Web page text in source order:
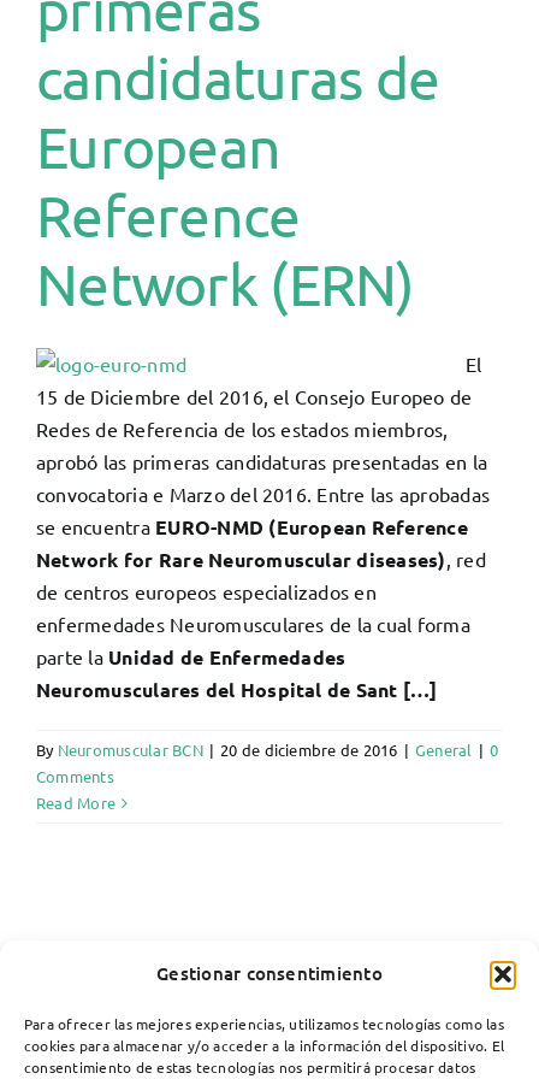
Gestionar consentimiento
Para ofrecer las mejores experiencias, utilizamos tecnologías como las
cookies para almacenar y/o acceder a la información del dispositivo. El
consentimiento de estas tecnologías nos permitirá procesar datos
candidaturas de
European
Reference
Network (ERN)
El
15 de Diciembre del 2016, el Consejo Europeo de
Redes de Referencia de los estados miembros,
aprobó las primeras candidaturas presentadas en la
convocatoria e Marzo del 2016. Entre las aprobadas
se encuentra EURO-NMD (European Reference
Network for Rare Neuromuscular diseases), red
de centros europeos especializados en
enfermedades Neuromusculares de la cual forma
parte laUnidad de Enfermedades
Neuromusculares del Hospital de Sant […]
By Neuromuscular BCN | 20 de diciembre de 2016 | General | 0
Comments
Read More